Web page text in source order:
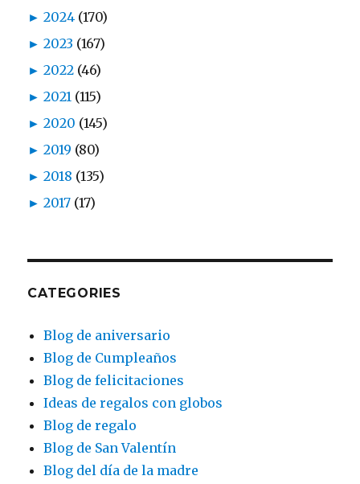
► 2024 (170)
► 2023 (167)
► 2022 (46)
► 2021 (115)
► 2020 (145)
► 2019 (80)
► 2018 (135)
► 2017 (17)
CATEGORIES
Blog de aniversario
Blog de Cumpleaños
Blog de felicitaciones
Ideas de regalos con globos
Blog de regalo
Blog de San Valentín
Blog del día de la madre